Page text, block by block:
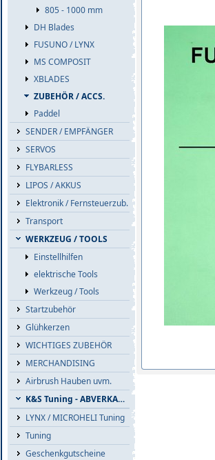
805 - 1000 mm
DH Blades
FUSUNO / LYNX
MS COMPOSIT
XBLADES
ZUBEHÖR / ACCS.
Paddel
SENDER / EMPFÄNGER
SERVOS
FLYBARLESS
LIPOS / AKKUS
Elektronik / Fernsteuerzub.
Transport
WERKZEUG / TOOLS
Einstellhilfen
elektrische Tools
Werkzeug / Tools
Startzubehör
Glühkerzen
WICHTIGES ZUBEHÖR
MERCHANDISING
Airbrush Hauben uvm.
K&S Tuning - ABVERKAUF
LYNX / MICROHELI Tuning
Tuning
Geschenkgutscheine